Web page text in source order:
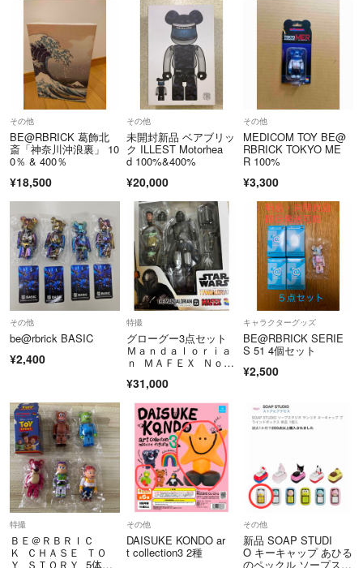
その他
BE@RBRICK 葛飾北
斎「神奈川沖浪裏」 10
0％ & 400％
¥18,500
その他
未開封新品 ベアブリッ
ク ILLEST Motorhea
d 100%&400%
¥20,000
その他
MEDICOM TOY BE@
RBRICK TOKYO ME
R 100%
¥3,300
その他
be@rbrick BASIC
¥2,400
特撮
グローグー3点セット
Ｍａｎｄａｌｏｒｉａ
ｎ ＭＡＦＥＸ Ｎｏ．
¥31,000
キャラクターグッズ
BE@RBRICK SERIE
S 51 4個セット
¥2,500
特撮
ＢＥ＠ＲＢＲＩＣ
Ｋ ＣＨＡＳＥ ＴＯ
Ｙ ＳＴＯＲＹ 5体セ
その他
DAISUKE KONDO ar
t collection3 2種
その他
新品 SOAP STUDI
O キーキャップ あひる
のペックル ソープスタ